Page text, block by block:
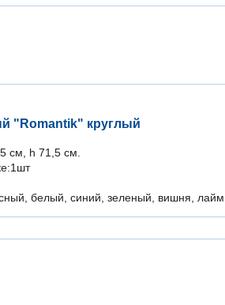
"Romantik" круглый
см, h 71,5 см.
белый, синий, зеленый, вишня,